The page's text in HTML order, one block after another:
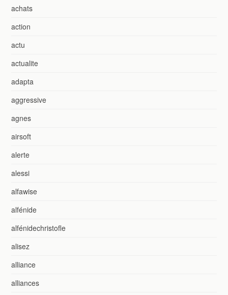
achats
action
actu
actualite
adapta
aggressive
agnes
airsoft
alerte
alessi
alfawise
alfénide
alfénidechristofle
alisez
alliance
alliances